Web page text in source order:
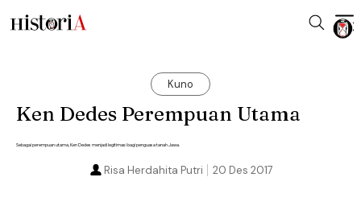
Kuno
Ken Dedes Perempuan Utama
Sebagai perempuan utama, Ken Dedes menjadi legitimasi bagi penguasa tanah Jawa.
20 Des 2017
Risa Herdahita Putri